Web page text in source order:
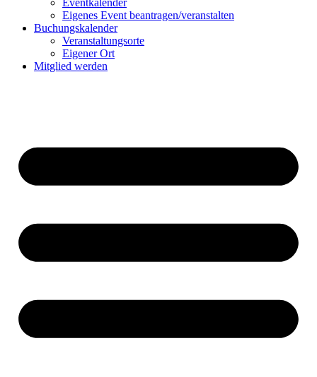
Eventkalender
Eigenes Event beantragen/veranstalten
Buchungskalender
Veranstaltungsorte
Eigener Ort
Mitglied werden